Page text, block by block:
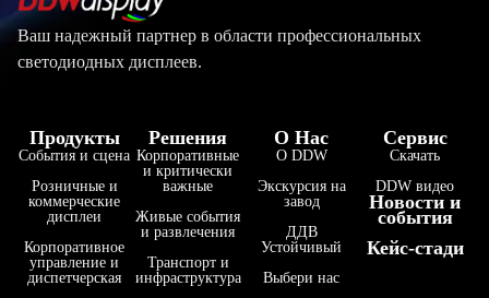
Ваш надежный партнер в области профессиональных
светодиодных дисплеев.
Продукты
События и сцена
Розничные и
коммерческие
дисплеи
Корпоративное
управление и
диспетчерская
Решения
Корпоративные
и критически
важные
Живые события
и развлечения
Транспорт и
инфраструктура
О Нас
О DDW
Экскурсия на
завод
ДДВ
Устойчивый
Выбери нас
Сервис
Скачать
DDW видео
Новости и
события
Кейс-стади